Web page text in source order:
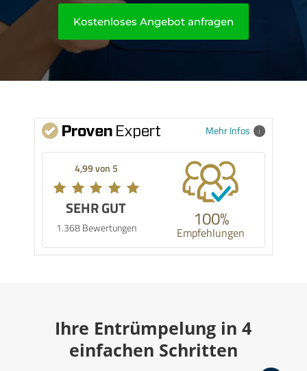
Kostenloses Angebot anfragen
Mehr Infos
4,99 von 5
SEHR GUT
1.368 Bewertungen 100%
Empfehlungen
Ihre Entrümpelung in 4
einfachen Schritten